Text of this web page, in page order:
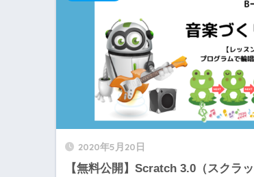
2020年5月20日
【無料公開】Scratch 3.0（スクラ